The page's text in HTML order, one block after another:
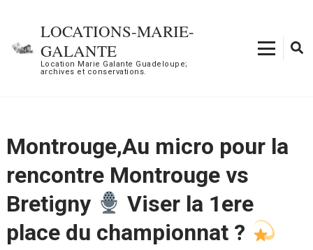
contenu
LOCATIONS-MARIE-
GALANTE
Location Marie Galante Guadeloupe;
archives et conservations.
Montrouge,Au micro pour la
rencontre Montrouge vs
Bretigny
Viser la 1ere
place du championnat ?